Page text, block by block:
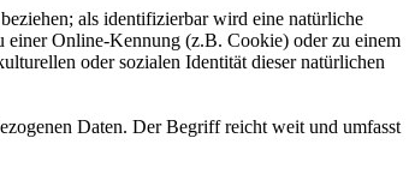
als identifizierbar wird eine natürliche
einer Online-Kennung (z.B. Cookie) oder zu einem
oder sozialen Identität dieser natürlichen
Daten. Der Begriff reicht weit und umfasst